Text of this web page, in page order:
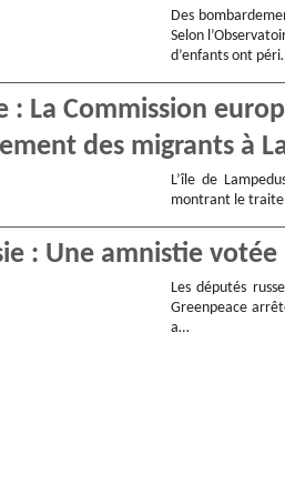
Des
Selon
d’enfants ont
: La Commission
des migrants à
L’île de
montrant le
: Une amnistie
Les députés
Greenpeace
a…